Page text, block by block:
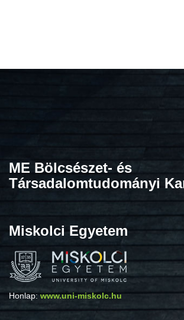
ME Bölcsészet- és
Társadalomtudományi
Miskolci Egyetem
Honlap:www.uni-miskolc.hu